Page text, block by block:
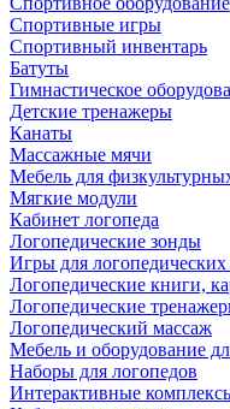
Спортивные игры
Спортивный инвентарь
Батуты
Гимнастическое
Детские тренажеры
Канаты
Массажные мячи
Мебель для
Мягкие модули
Кабинет логопеда
Логопедические зонды
Игры для логопедических
Логопедические книги,
Логопедические
Логопедический массаж
Мебель и оборудование
Наборы для логопедов
Интерактивные